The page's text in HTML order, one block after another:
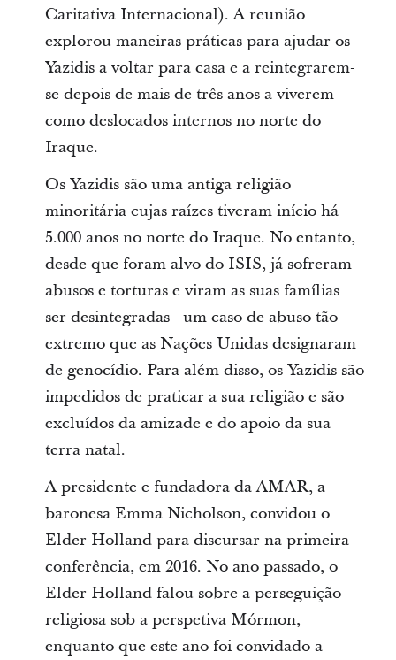
Caritativa Internacional). A reunião
explorou maneiras práticas para ajudar os
Yazidis a voltar para casa e a reintegrarem-
se depois de mais de três anos a viverem
como deslocados internos no norte do
Iraque.
Os Yazidis são uma antiga religião
minoritária cujas raízes tiveram início há
5.000 anos no norte do Iraque. No entanto,
desde que foram alvo do ISIS, já sofreram
abusos e torturas e viram as suas famílias
ser desintegradas - um caso de abuso tão
extremo que as Nações Unidas designaram
de genocídio. Para além disso, os Yazidis são
impedidos de praticar a sua religião e são
excluídos da amizade e do apoio da sua
terra natal.
A presidente e fundadora da AMAR, a
baronesa Emma Nicholson, convidou o
Elder Holland para discursar na primeira
conferência, em 2016. No ano passado, o
Elder Holland falou sobre a perseguição
religiosa sob a perspetiva Mórmon,
enquanto que este ano foi convidado a